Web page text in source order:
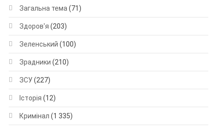
Загальна тема (71)
Здоров'я (203)
Зеленський (100)
Зрадники (210)
ЗСУ(227)
Історія (12)
Кримінал (1 335)